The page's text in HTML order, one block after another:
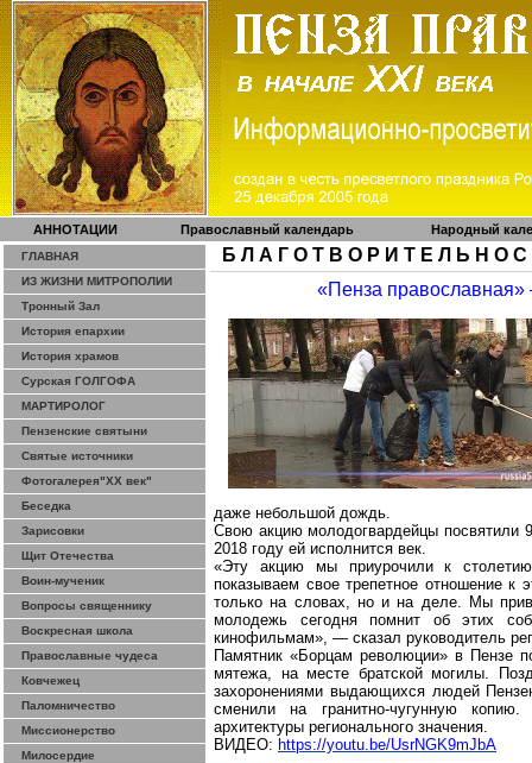
АННОТАЦИИ Православный календарь Народный
ГЛАВНАЯ
ИЗ ЖИЗНИ МИТРОПОЛИИ
Тронный Зал
История епархии
История храмов
Сурская ГОЛГОФА
МАРТИРОЛОГ
Пензенские святыни
Святые источники
Фотогалерея"ХХ век"
Беседка
Зарисовки
Щит Отечества
Воин-мученик
Вопросы священнику
Воскресная школа
Православные чудеса
Ковчежец
Паломничество
Миссионерство
Милосердие
Б Л А Г О Т В О Р И Т Е Л Ь Н О С
«Пенза православная»
даже небольшой дождь.
Свою акцию молодогвардейцы посвятили
2018 году ей исполнится век.
«Эту акцию мы приурочили к
показываем свое трепетное отношение
только на словах, но и на деле. Мы
молодежь сегодня помнит об этих
кинофильмам», — сказал руководитель
Памятник «Борцам революции» в Пензе
мятежа, на месте братской могилы.
захоронениями выдающихся людей
сменили на гранитно-чугунную
архитектуры регионального значения.
ВИДЕО: https://youtu.be/UsrNGK9mJbA